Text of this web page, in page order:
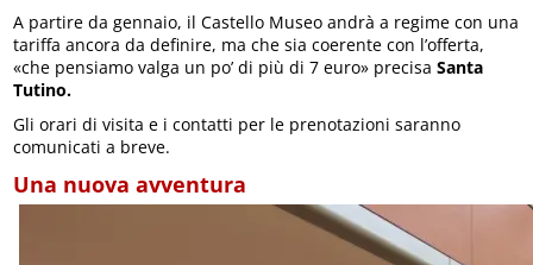
A partire da gennaio, il Castello Museo andrà a regime con una
tariffa ancora da definire, ma che sia coerente con l’offerta,
«che pensiamo valga un po’ di più di 7 euro» precisaSanta
Tutino.
Gli orari di visita e i contatti per le prenotazioni saranno
comunicati a breve.
Una nuova avventura